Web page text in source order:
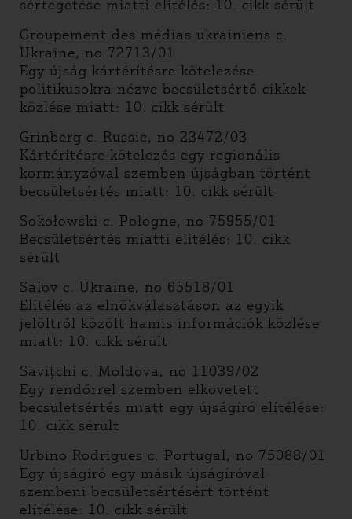
sértegetése miatti elítélés: 10. cikk sérült
Groupement des médias ukrainiens c.
Ukraine, no 72713/01
Egy újság kártérítésre kötelezése
politikusokra nézve becsületsértő cikkek
közlése miatt: 10. cikk sérült
Grinberg c. Russie, no 23472/03
Kártérítésre kötelezés egy regionális
kormányzóval szemben újságban történt
becsületsértés miatt: 10. cikk sérült
Sokołowski c. Pologne, no 75955/01
Becsületsértés miatti elítélés: 10. cikk
sérült
Salov c. Ukraine, no 65518/01
Elítélés az elnökválasztáson az egyik
jelöltről közölt hamis információk közlése
miatt: 10. cikk sérült
Saviţchi c. Moldova, no 11039/02
Egy rendőrrel szemben elkövetett
becsületsértés miatt egy újságíró elítélése:
10. cikk sérült
Urbino Rodrigues c. Portugal, no 75088/01
Egy újságíró egy másik újságíróval
szembeni becsületsértésért történt
elítélése: 10. cikk sérült